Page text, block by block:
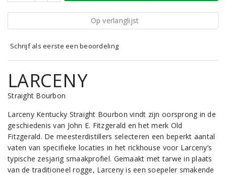
Op verlanglijst
Schrijf als eerste een beoordeling
LARCENY
Straight Bourbon
Larceny Kentucky Straight Bourbon vindt zijn oorsprong in de
geschiedenis van John E. Fitzgerald en het merk Old
Fitzgerald. De meesterdistillers selecteren een beperkt aantal
vaten van specifieke locaties in het rickhouse voor Larceny’s
typische zesjarig smaakprofiel. Gemaakt met tarwe in plaats
van de traditioneel rogge, Larceny is een soepeler smakende